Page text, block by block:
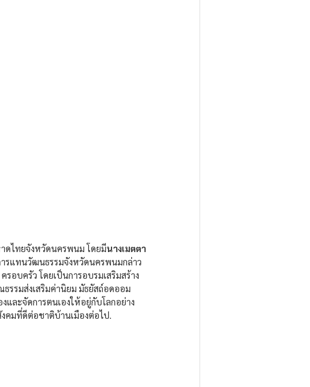
ดไทยจังหวัดนครพนม โดยมีนางเมตตา
รแทนวัฒนธรรมจังหวัดนครพนมกล่าว
รอบครัว โดยเป็นการอบรมเสริมสร้าง
รรมส่งเสริมค่านิยม มัธยัสถ์อดออม
และจัดการตนเองให้อยู่กับโลกอย่าง
คมที่ดีต่อชาติบ้านเมืองต่อไป.